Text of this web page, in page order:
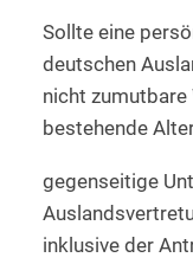
Sollte eine
deutschen
nicht
bestehende
gegenseitige
inklusive der